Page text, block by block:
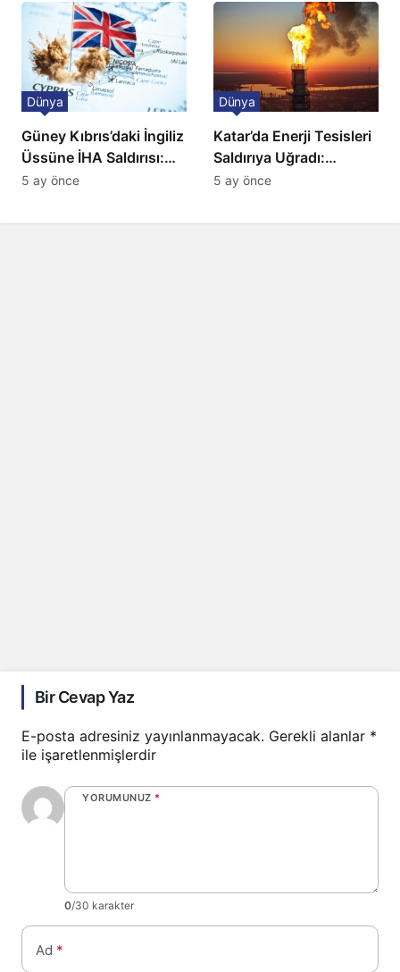
Güney Kıbrıs’daki İngiliz
Üssüne İHA Saldırısı:
Patlama, Sirenler ve
Dünya
5 ay önce
Katar’da Enerji Tesisleri
Saldırıya Uğradı:
Avrupa’da Doğalgaz
Dünya
5 ay önce
Bir Cevap Yaz
E-posta adresiniz yayınlanmayacak. Gerekli alanlar *
ile işaretlenmişlerdir
YORUMUNUZ *
0/30 karakter
Ad *